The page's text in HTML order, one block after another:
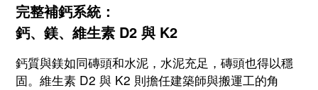
完整補鈣系統：
鈣、鎂、維生素 D2 與 K2
鈣質與鎂如同磚頭和水泥，水泥充足，磚頭也得以穩
固。維生素 D2 與 K2 則擔任建築師與搬運工的角